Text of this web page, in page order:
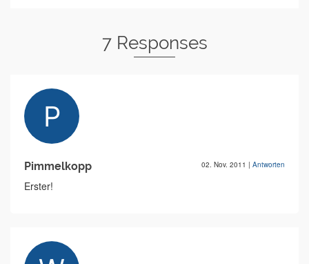
7 Responses
Pimmelkopp 02. Nov. 2011 | Antworten
Erster!